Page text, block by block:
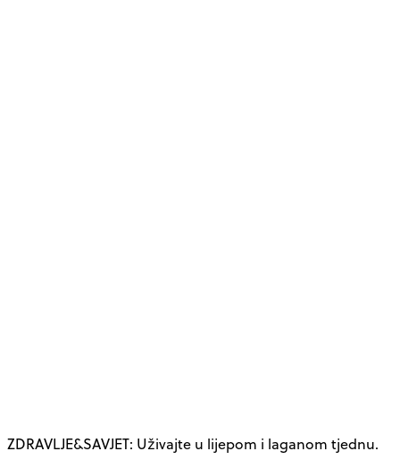
ZDRAVLJE&SAVJET: Uživajte u lijepom i laganom tjednu.